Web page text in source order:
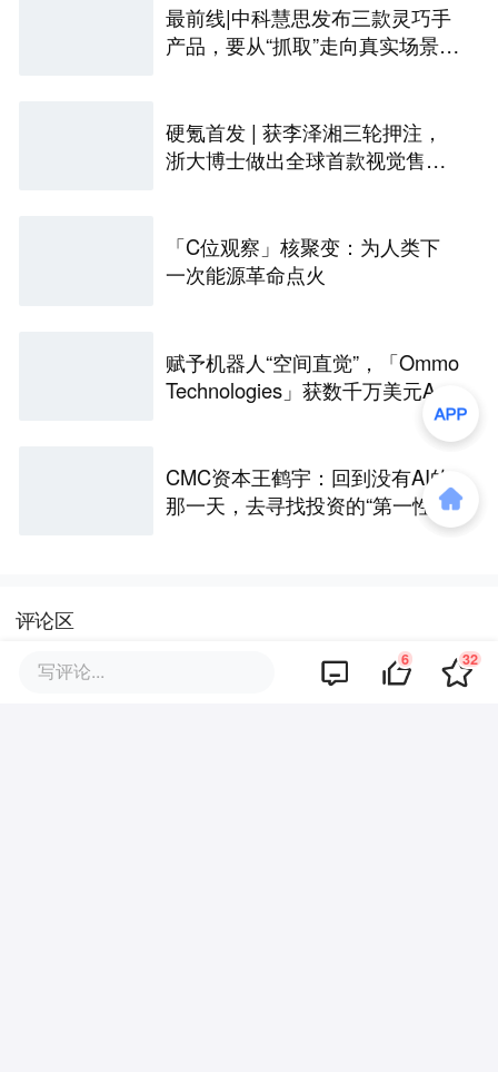
最前线|中科慧思发布三款灵巧手
产品，要从“抓取”走向真实场景作
硬氪首发 | 获李泽湘三轮押注，
浙大博士做出全球首款视觉售后
「C位观察」核聚变：为人类下
一次能源革命点火
赋予机器人“空间直觉”，「Ommo
Technologies」获数千万美元A轮
CMC资本王鹤宇：回到没有AI的
那一天，去寻找投资的“第一性原
评论区
写评论... 6 32